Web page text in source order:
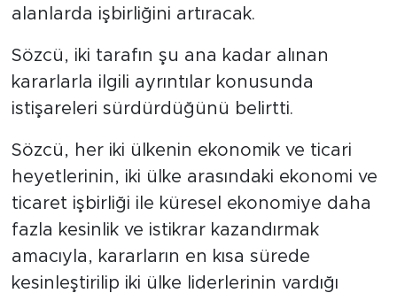
alanlarda işbirliğini artıracak.
Sözcü, iki tarafın şu ana kadar alınan
kararlarla ilgili ayrıntılar konusunda
istişareleri sürdürdüğünü belirtti.
Sözcü, her iki ülkenin ekonomik ve ticari
heyetlerinin, iki ülke arasındaki ekonomi ve
ticaret işbirliği ile küresel ekonomiye daha
fazla kesinlik ve istikrar kazandırmak
amacıyla, kararların en kısa sürede
kesinleştirilip iki ülke liderlerinin vardığı